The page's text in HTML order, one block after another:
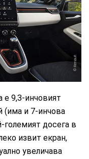
Renault
е 9,3-инчовият
(има и 7-инчова
големият досега в
извит екран,
увеличава